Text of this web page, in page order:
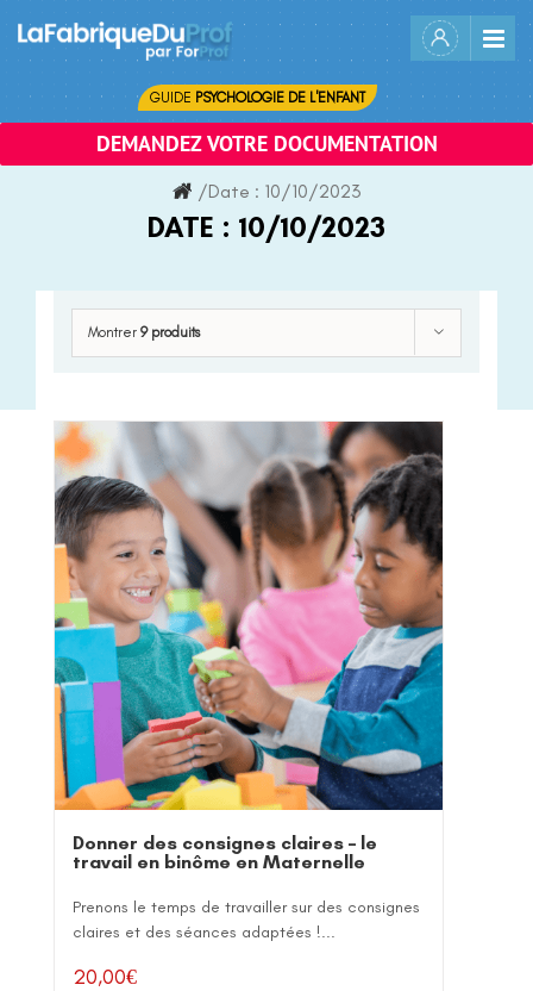
content
GUIDE PSYCHOLOGIE DE L'ENFANT
DEMANDEZ VOTRE DOCUMENTATION
/Date : 10/10/2023
DATE : 10/10/2023
Montrer 9 produits
Donner des consignes claires – le
travail en binôme en Maternelle
Prenons le temps de travailler sur des consignes
claires et des séances adaptées !...
20,00€